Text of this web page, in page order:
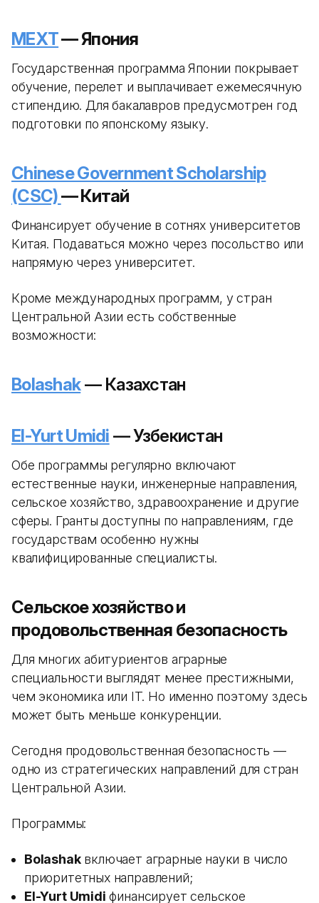
MEXT— Япония
Государственная программа Японии покрывает
обучение, перелет и выплачивает ежемесячную
стипендию. Для бакалавров предусмотрен год
подготовки по японскому языку.
Chinese Government Scholarship
(CSC)— Китай
Финансирует обучение в сотнях университетов
Китая. Подаваться можно через посольство или
напрямую через университет.
Кроме международных программ, у стран
Центральной Азии есть собственные
возможности:
Bolashak— Казахстан
El-Yurt Umidi — Узбекистан
Обе программы регулярно включают
естественные науки, инженерные направления,
сельское хозяйство, здравоохранение и другие
сферы. Гранты доступны по направлениям, где
государствам особенно нужны
квалифицированные специалисты.
Сельское хозяйство и
продовольственная безопасность
Для многих абитуриентов аграрные
специальности выглядят менее престижными,
чем экономика или IT. Но именно поэтому здесь
может быть меньше конкуренции.
Сегодня продовольственная безопасность —
одно из стратегических направлений для стран
Центральной Азии.
Программы:
Bolashakвключает аграрные науки в число
приоритетных направлений;
El-Yurt Umidi финансирует сельское